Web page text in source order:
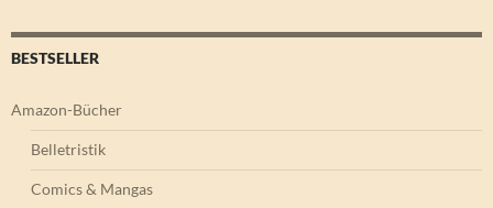
BESTSELLER
Amazon-Bücher
Belletristik
Comics & Mangas